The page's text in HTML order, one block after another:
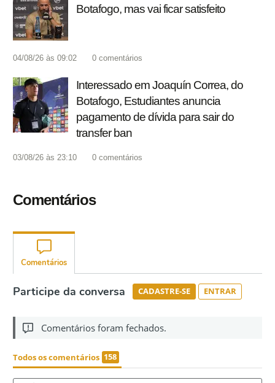
Botafogo, mas vai ficar satisfeito
04/08/26 às 09:02 0 comentários
Interessado em Joaquín Correa, do
Botafogo, Estudiantes anuncia
pagamento de dívida para sair do
transfer ban
03/08/26 às 23:10 0 comentários
Comentários